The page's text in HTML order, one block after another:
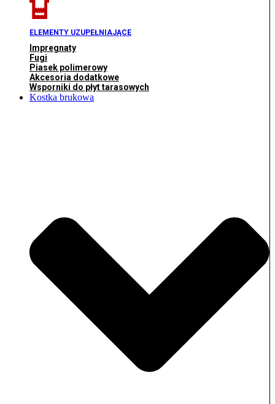
ELEMENTY UZUPEŁNIAJĄCE
Impregnaty
Fugi
Piasek polimerowy
Akcesoria dodatkowe
Wsporniki do płyt tarasowych
Kostka brukowa